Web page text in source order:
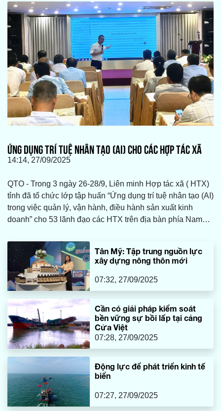
ỨNG DỤNG TRÍ TUỆ NHÂN TẠO (AI) CHO CÁC HỢP TÁC XÃ
14:14, 27/09/2025
QTO - Trong 3 ngày 26-28/9, Liên minh Hợp tác xã ( HTX)
tỉnh đã tổ chức lớp tập huấn “Ứng dụng trí tuệ nhân tạo (AI)
trong việc quản lý, vận hành, điều hành sản xuất kinh
doanh” cho 53 lãnh đạo các HTX trên địa bàn phía Nam
Tân Mỹ: Tập trung nguồn lực
xây dựng nông thôn mới
07:32, 27/09/2025
Cần có giải pháp kiểm soát
bền vững sự bồi lấp tại cảng
Cửa Việt
07:28, 27/09/2025
Động lực để phát triển kinh tế
biển
07:27, 27/09/2025